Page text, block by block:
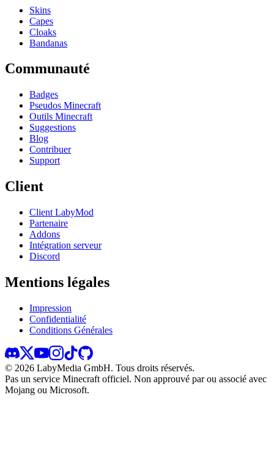
Skins
Capes
Cloaks
Bandanas
Communauté
Badges
Pseudos Minecraft
Outils Minecraft
Suggestions
Blog
Contribuer
Support
Client
Client LabyMod
Partenaire
Addons
Intégration serveur
Discord
Mentions légales
Impression
Confidentialité
Conditions Générales
© 2026 LabyMedia GmbH. Tous droits réservés.
Pas un service Minecraft officiel. Non approuvé par ou associé avec
Mojang ou Microsoft.